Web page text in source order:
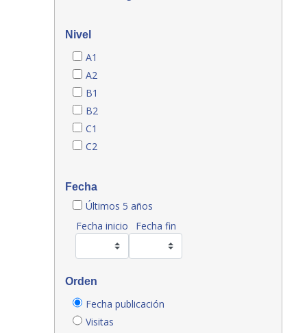
Nivel
A1
A2
B1
B2
C1
C2
Fecha
Últimos 5 años
Fecha inicio
Fecha fin
Orden
Fecha publicación
Visitas